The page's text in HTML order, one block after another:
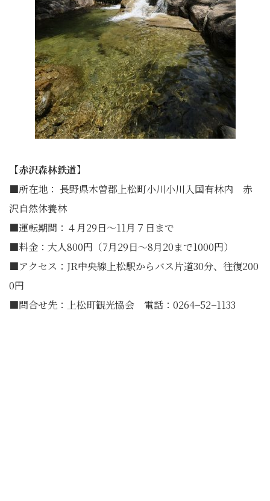
【赤沢森林鉄道】
■所在地： 長野県木曽郡上松町小川小川入国有林内 赤
沢自然休養林
■運転期間：４月29日〜11月７日まで
■料金：大人800円（7月29日〜8月20まで1000円）
■アクセス：JR中央線上松駅からバス片道30分、往復200
0円
■問合せ先：上松町観光協会 電話：0264−52−1133